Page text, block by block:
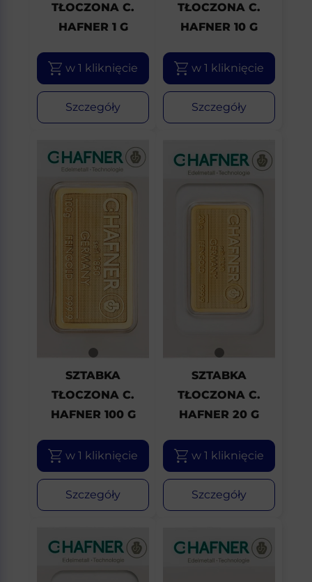
TŁOCZONA C.
HAFNER 1 G
w 1 kliknięcie
Szczegóły
TŁOCZONA C.
HAFNER 10 G
w 1 kliknięcie
Szczegóły
SZTABKA
TŁOCZONA C.
HAFNER 100 G
w 1 kliknięcie
Szczegóły
SZTABKA
TŁOCZONA C.
HAFNER 20 G
w 1 kliknięcie
Szczegóły